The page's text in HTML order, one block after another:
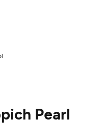
Pearl